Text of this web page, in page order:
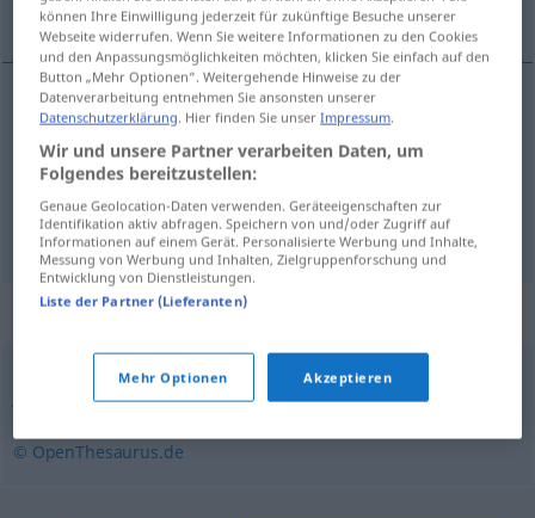
plotseling gillen, het uitgillen
plotselinggillen aufschreien
het uitgillen(oduitschreeuwen) (van)
aufschreien
Synonyme für "aufschreien"
© OpenThesaurus.de
können Ihre Einwilligung jederzeit für zukünftige Besuche unserer
Webseite widerrufen. Wenn Sie weitere Informationen zu den Cookies
und den Anpassungsmöglichkeiten möchten, klicken Sie einfach auf den
Button „Mehr Optionen“. Weitergehende Hinweise zu der
Datenverarbeitung entnehmen Sie ansonsten unserer
Datenschutzerklärung. Hier finden Sie unserImpressum.
Wir und unsere Partner verarbeiten Daten, um
Folgendes bereitzustellen:
Genaue Geolocation-Daten verwenden. Geräteeigenschaften zur
Identifikation aktiv abfragen. Speichern von und/oder Zugriff auf
Informationen auf einem Gerät. Personalisierte Werbung und Inhalte,
Messung von Werbung und Inhalten, Zielgruppenforschung und
Entwicklung von Dienstleistungen.
Liste der Partner (Lieferanten)
Mehr Optionen Akzeptieren